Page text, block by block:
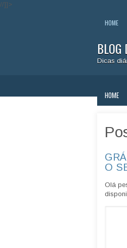
//]]>
HOME
BLOG
Dicas
HOME
O
Olá